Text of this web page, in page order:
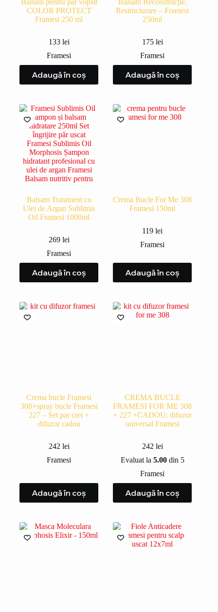
COLOR PROTECT
Framesi 250 ml
133 lei
Framesi
Adaugă în coș
Restructurare – Framesi
250ml
175 lei
Framesi
Adaugă în coș
Balsam Tratament cu
Ulei de Argan Sublimis
Oil Framesi 1000ml
269 lei
Framesi
Adaugă în coș
Crema Bucle For Me 308
Framesi 150ml
119lei
Framesi
Adaugă în coș
Crema bucle Framesi
308+spray bucle Framesi
227 – Set par cret +
difuzor cadou
242 lei
Framesi
Adaugă în coș
CREMA BUCLE
FRAMESI FOR ME 308
+ 227 +CADOU: difuzor
universal Framesi
242 lei
Evaluat la 5.00din 5
Framesi
Adaugă în coș